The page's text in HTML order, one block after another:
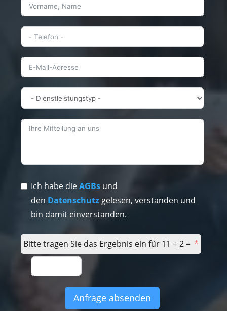
Ich habe dieAGBs und
den Datenschutzgelesen, verstanden und
bin damit einverstanden.
Bitte tragen Sie das Ergebnis ein für 11 + 2 =
Anfrage absenden